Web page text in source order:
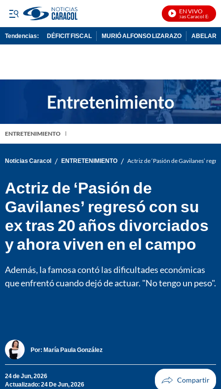
EN VIVO
Noticias Caracol En Vivo
Tendencias: DÉFICIT FISCAL MURIÓ ALFONSO LIZARAZO
ENTRETENIMIENTO
Noticias Caracol / ENTRETENIMIENTO / Actriz de ‘Pasión de Gavilanes’
Actriz de ‘Pasión de
Gavilanes’ regresó con su
ex tras 20 años divorciados
y ahora viven en el campo
Además, la famosa contó las dificultades económicas
que enfrentó cuando dejó de actuar. "No tengo un peso".
Por: María Paula González
24 de Jun, 2026
Actualizado: 24 De Jun, 2026